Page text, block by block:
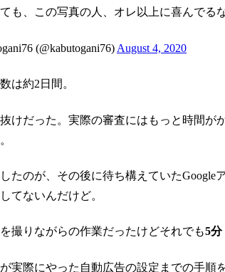
も、この写真の人、オレ以上に喜んでる
(@kabutogani76) August 4, 2020
は約2日間。
けだった。実際の審査にはもっと時間
たのが、その後に待ち構えていた
てないんだけど。
撮りながらの作業だったけどそれでも5分
実際にやった自動広告の設定までの手